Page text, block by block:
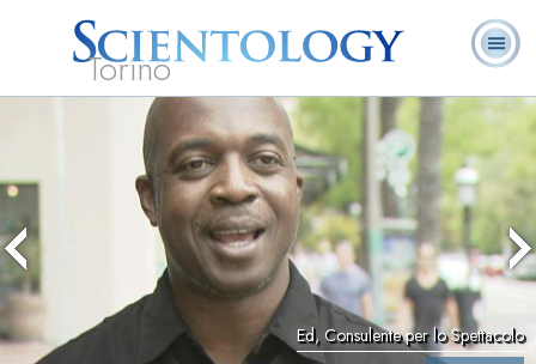
Torino
Che cos’è
Scientology?
Ministri
Domande
Ed, Consulente per lo Spettacolo